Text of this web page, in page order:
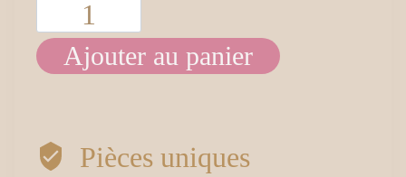
quantité
de
maisons
Ajouter au panier
Pièces uniques